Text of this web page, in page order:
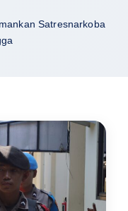
Satresnarkoba